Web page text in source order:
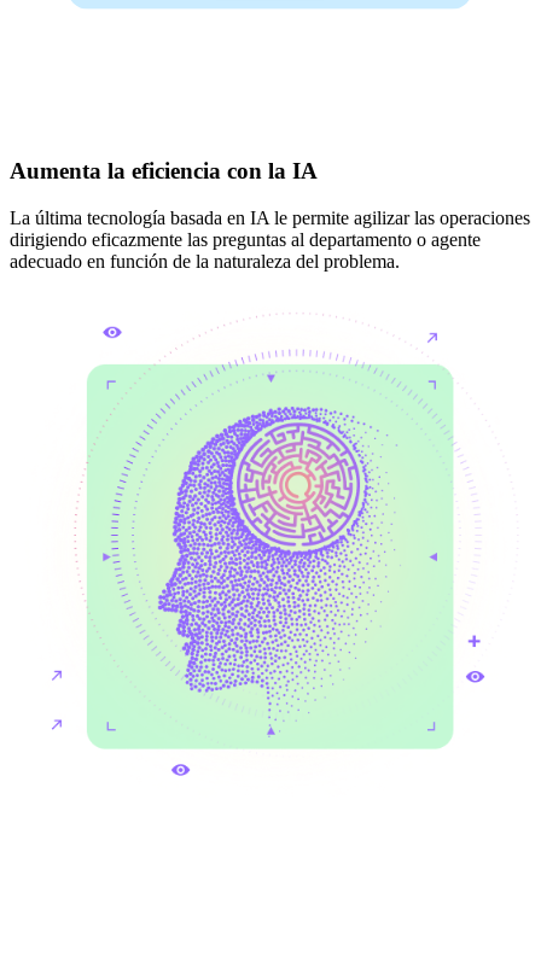
Aumenta la eficiencia con la IA
La última tecnología basada en IA le permite agilizar las operaciones
dirigiendo eficazmente las preguntas al departamento o agente
adecuado en función de la naturaleza del problema.